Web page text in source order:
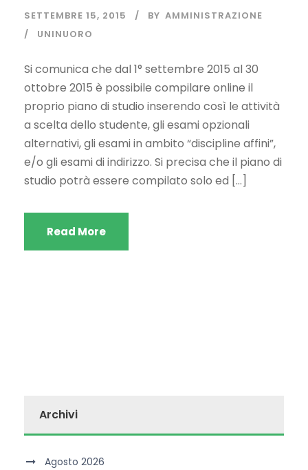
SETTEMBRE 15, 2015 BY AMMINISTRAZIONE
UNINUORO
Si comunica che dal 1° settembre 2015 al 30
ottobre 2015 è possibile compilare online il
proprio piano di studio inserendo così le attività
a scelta dello studente, gli esami opzionali
alternativi, gli esami in ambito “discipline affini”,
e/o gli esami di indirizzo. Si precisa che il piano di
studio potrà essere compilato solo ed […]
Read More
Archivi
Agosto 2026